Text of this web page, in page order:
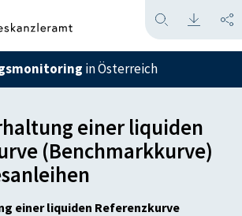
in Österreich
einer liquiden
(Benchmarkkurve)
einer liquiden Referenzkurve